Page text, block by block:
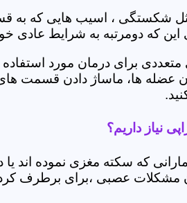
مثل شکستگی ، اسیب هایی که
که دومرتبه به شرایط عادی خود
برای درمان مورد
عضله ها، ماساژ دادن قسمت
نیاز داریم؟
که سکته مغزی نموده
عصبی ،برای برطرف